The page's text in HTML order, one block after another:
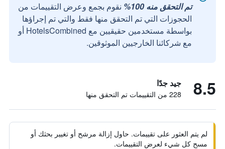
تم التحقق منه 100%
نقوم بجمع وعرض التقييمات من
الحجوزات التي تم التحقق منها فقط والتي تم إجراؤها
بواسطة مستخدمين حقيقيين مع HotelsCombined أو
مع شركائنا الخارجيين الموثوقين.
8.5 جيد جدًا
228 من التقييمات تم التحقق منها
لم يتم العثور على تقييمات. حاول إزالة مرشح أو تغيير بحثك أو
مسح كل شيء لعرض التقييمات.